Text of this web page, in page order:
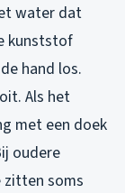
water dat
kunststof
hand los.
Als het
met een doek
oudere
zitten soms